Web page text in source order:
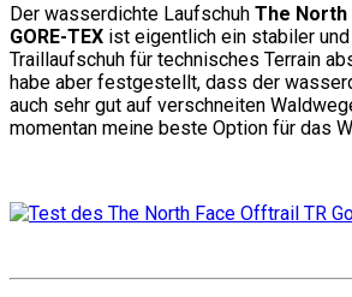
Der wasserdichte Laufschuh The
GORE-TEX ist eigentlich ein stabiler
Traillaufschuh für technisches Terrain
habe aber festgestellt, dass der
auch sehr gut auf verschneiten
momentan meine beste Option für das